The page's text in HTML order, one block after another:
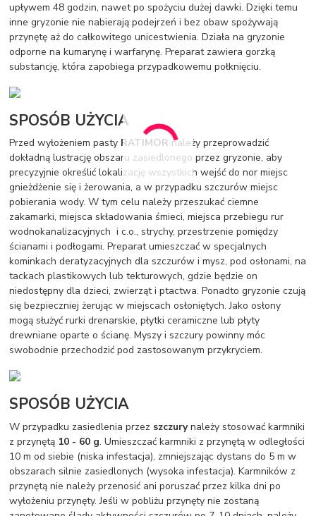
upływem 48 godzin, nawet po spożyciu dużej dawki. Dzięki temu
inne gryzonie nie nabierają podejrzeń i bez obaw spożywają
przynętę aż do całkowitego unicestwienia. Działa na gryzonie
odporne na kumarynę i warfarynę. Preparat zawiera gorzką
substancję, która zapobiega przypadkowemu połknięciu.
SPOSÓB UŻYCIA
Przed wyłożeniem pasty RATIMOR należy przeprowadzić
dokładną lustrację obszaru zasiedlonego przez gryzonie, aby
precyzyjnie określić lokalizację wszystkich wejść do nor miejsc
gnieżdżenie się i żerowania, a w przypadku szczurów miejsc
pobierania wody. W tym celu należy przeszukać ciemne
zakamarki, miejsca składowania śmieci, miejsca przebiegu rur
wodnokanalizacyjnych i c.o., strychy, przestrzenie pomiędzy
ścianami i podłogami. Preparat umieszczać w specjalnych
kominkach deratyzacyjnych dla szczurów i mysz, pod osłonami, na
tackach plastikowych lub tekturowych, gdzie będzie on
niedostępny dla dzieci, zwierząt i ptactwa. Ponadto gryzonie czują
się bezpieczniej żerując w miejscach osłoniętych. Jako osłony
mogą służyć rurki drenarskie, płytki ceramiczne lub płyty
drewniane oparte o ścianę. Myszy i szczury powinny móc
swobodnie przechodzić pod zastosowanym przykryciem.
SPOSÓB UŻYCIA
W przypadku zasiedlenia przez szczurynależy stosować karmniki
z przynętą 10 - 60 g. Umieszczać karmniki z przynętą w odległości
10 m od siebie (niska infestacja), zmniejszając dystans do 5 m w
obszarach silnie zasiedlonych (wysoka infestacja). Karmników z
przynętą nie należy przenosić ani poruszać przez kilka dni po
wyłożeniu przynęty. Jeśli w pobliżu przynęty nie zostaną